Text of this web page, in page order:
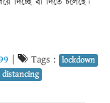
Tags : lockdown